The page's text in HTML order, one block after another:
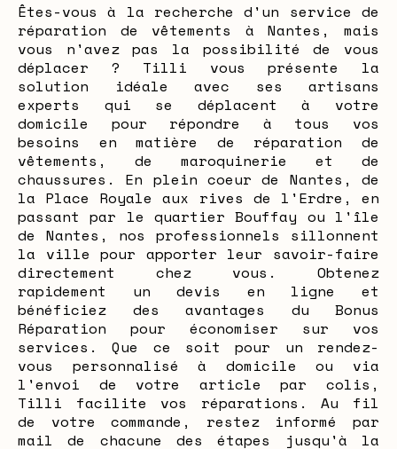
Êtes-vous à la recherche d'un service de
réparation de vêtements à Nantes, mais
vous n'avez pas la possibilité de vous
déplacer ? Tilli vous présente la
solution idéale avec ses artisans
experts qui se déplacent à votre
domicile pour répondre à tous vos
besoins en matière de réparation de
vêtements, de maroquinerie et de
chaussures. En plein coeur de Nantes, de
la Place Royale aux rives de l'Erdre, en
passant par le quartier Bouffay ou l'île
de Nantes, nos professionnels sillonnent
la ville pour apporter leur savoir-faire
directement chez vous. Obtenez
rapidement un devis en ligne et
bénéficiez des avantages du Bonus
Réparation pour économiser sur vos
services. Que ce soit pour un rendez-
vous personnalisé à domicile ou via
l'envoi de votre article par colis,
Tilli facilite vos réparations. Au fil
de votre commande, restez informé par
mail de chacune des étapes jusqu'à la